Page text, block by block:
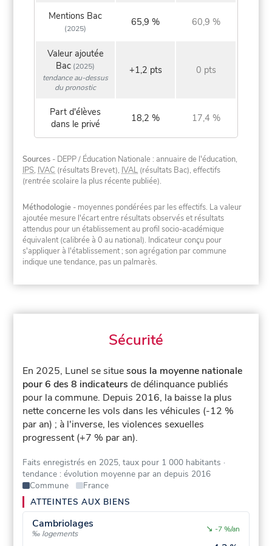
Mentions Bac
(2025)
65,9 % 60,9 %
Valeur ajoutée
Bac (2025)
tendance au-dessus
du pronostic
+1,2 pts 0 pts
Part d'élèves
dans le privé
18,2 % 17,4 %
Sources - DEPP / Éducation Nationale : annuaire de l'éducation,
IPS, IVAC (résultats Brevet), IVAL (résultats Bac), effectifs
(rentrée scolaire la plus récente publiée).
Méthodologie - moyennes pondérées par les effectifs. La valeur
ajoutée mesure l'écart entre résultats observés et résultats
attendus pour un établissement au profil socio-académique
équivalent (calibrée à 0 au national). Indicateur conçu pour
s'appliquer à l'établissement ; son agrégation par commune
indique une tendance, pas un palmarès.
Sécurité
En 2025, Lunel se situesous la moyenne nationale
pour 6 des 8 indicateurs de délinquance publiés
pour la commune. Depuis 2016, la baisse la plus
nette concerne les vols dans les véhicules (-12 %
par an) ; à l'inverse, les violences sexuelles
progressent (+7 % par an).
Faits enregistrés en 2025, taux pour 1 000 habitants ·
tendance : évolution moyenne par an depuis 2016
Commune
France
ATTEINTES AUX BIENS
Cambriolages
‰ logements ↘ -7 %/an